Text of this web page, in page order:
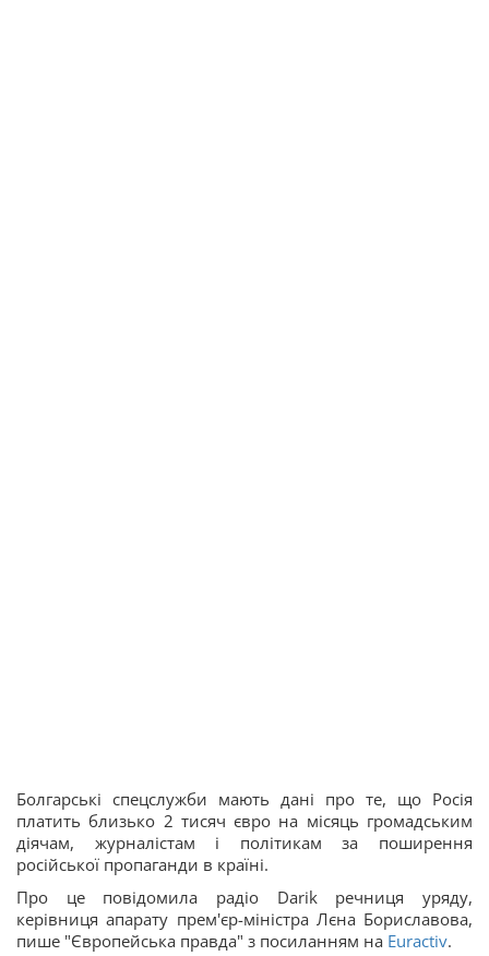
Болгарські спецслужби мають дані про те, що Росія
платить близько 2 тисяч євро на місяць громадським
діячам, журналістам і політикам за поширення
російської пропаганди в країні.
Про це повідомила радіо Darik речниця уряду,
керівниця апарату прем'єр-міністра Лєна Бориславова,
пише "Європейська правда" з посиланням на Euractiv.